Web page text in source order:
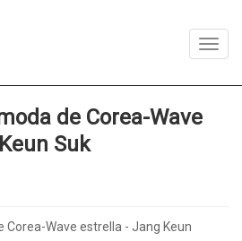
de Corea-Wave
Suk
Corea-Wave estrella - Jang Keun